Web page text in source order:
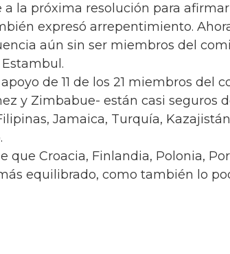
la próxima resolución para
expresó arrepentimiento.
aún sin ser miembros del
de 11 de los 21 miembros del
y Zimbabue- están casi seguros
Jamaica, Turquía,
que Croacia, Finlandia, Polonia,
equilibrado, como también lo